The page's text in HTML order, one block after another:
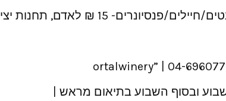
ובסוף השבוע בתיאום מראש |